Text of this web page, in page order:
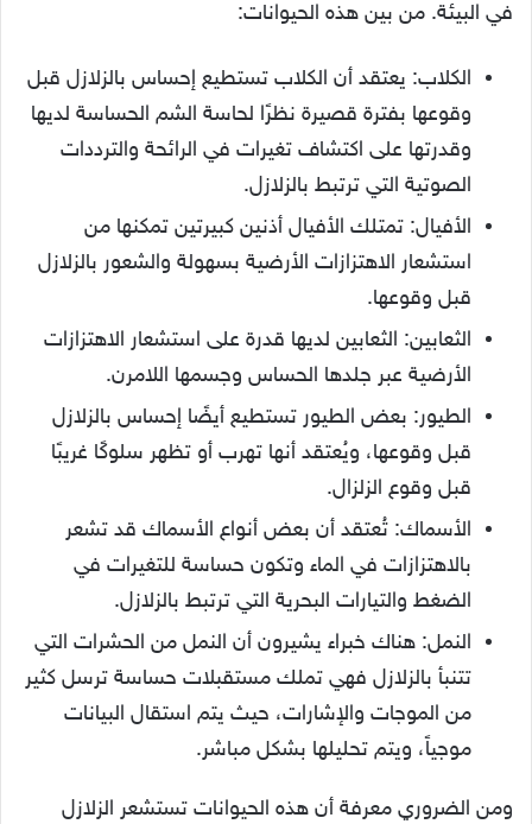
في البيئة. من بين هذه الحيوانات:
الكلاب: يعتقد أن الكلاب تستطيع إحساس بالزلازل قبل
وقوعها بفترة قصيرة نظرًا لحاسة الشم الحساسة لديها
وقدرتها على اكتشاف تغيرات في الرائحة والترددات
الصوتية التي ترتبط بالزلازل.
الأفيال: تمتلك الأفيال أذنين كبيرتين تمكنها من
استشعار الاهتزازات الأرضية بسهولة والشعور بالزلازل
قبل وقوعها.
الثعابين: الثعابين لديها قدرة على استشعار الاهتزازات
الأرضية عبر جلدها الحساس وجسمها اللامرن.
الطيور: بعض الطيور تستطيع أيضًا إحساس بالزلازل
قبل وقوعها، ويُعتقد أنها تهرب أو تظهر سلوكًا غريبًا
قبل وقوع الزلزال.
الأسماك: تُعتقد أن بعض أنواع الأسماك قد تشعر
بالاهتزازات في الماء وتكون حساسة للتغيرات في
الضغط والتيارات البحرية التي ترتبط بالزلازل.
النمل: هناك خبراء يشيرون أن النمل من الحشرات التي
تتنبأ بالزلازل فهي تملك مستقبلات حساسة ترسل كثير
من الموجات والإشارات، حيث يتم استقال البيانات
موجياً، ويتم تحليلها بشكل مباشر.
ومن الضروري معرفة أن هذه الحيوانات تستشعر الزلازل